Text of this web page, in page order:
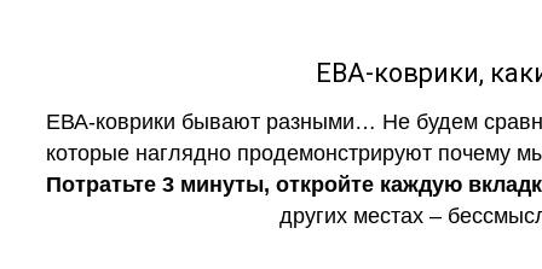
ЕВА-коврики,
ЕВА-коврики бывают разными… Не будем
которые наглядно продемонстрируют почему
Потратьте 3 минуты, откройте каждую
других местах –